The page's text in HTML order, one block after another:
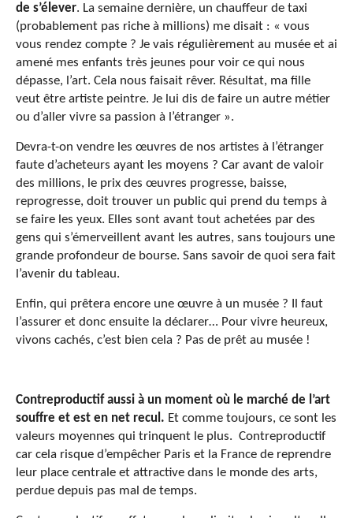
de s’élever. La semaine dernière, un chauffeur de taxi
(probablement pas riche à millions) me disait : « vous
vous rendez compte ? Je vais régulièrement au musée et ai
amené mes enfants très jeunes pour voir ce qui nous
dépasse, l’art. Cela nous faisait rêver. Résultat, ma fille
veut être artiste peintre. Je lui dis de faire un autre métier
ou d’aller vivre sa passion à l’étranger ».
Devra-t-on vendre les œuvres de nos artistes à l’étranger
faute d’acheteurs ayant les moyens ? Car avant de valoir
des millions, le prix des œuvres progresse, baisse,
reprogresse, doit trouver un public qui prend du temps à
se faire les yeux. Elles sont avant tout achetées par des
gens qui s’émerveillent avant les autres, sans toujours une
grande profondeur de bourse. Sans savoir de quoi sera fait
l’avenir du tableau.
Enfin, qui prêtera encore une œuvre à un musée ? Il faut
l’assurer et donc ensuite la déclarer… Pour vivre heureux,
vivons cachés, c’est bien cela ? Pas de prêt au musée !
Contreproductif aussi à un moment où le marché de l’art
souffre et est en net recul. Et comme toujours, ce sont les
valeurs moyennes qui trinquent le plus. Contreproductif
car cela risque d’empêcher Paris et la France de reprendre
leur place centrale et attractive dans le monde des arts,
perdue depuis pas mal de temps.